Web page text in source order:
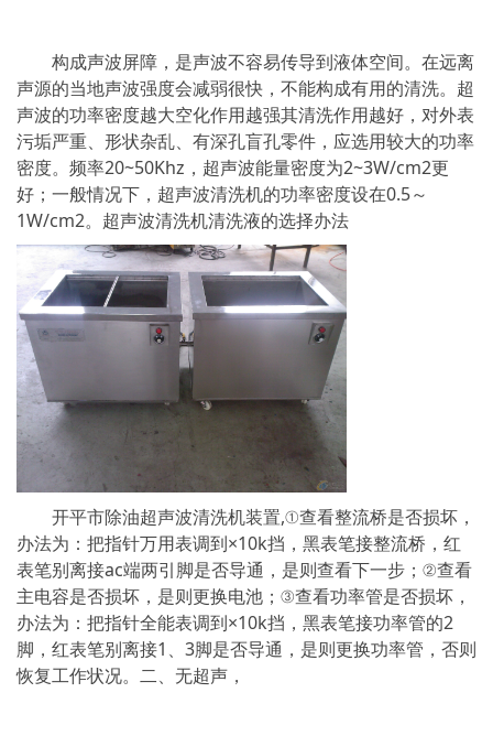
构成声波屏障，是声波不容易传导到液体空间。在远离
声源的当地声波强度会减弱很快，不能构成有用的清洗。超
声波的功率密度越大空化作用越强其清洗作用越好，对外表
污垢严重、形状杂乱、有深孔盲孔零件，应选用较大的功率
密度。频率20~50Khz，超声波能量密度为2~3W/cm2更
好；一般情况下，超声波清洗机的功率密度设在0.5～
1W/cm2。超声波清洗机清洗液的选择办法
开平市除油超声波清洗机装置,①查看整流桥是否损坏，
办法为：把指针万用表调到×10k挡，黑表笔接整流桥，红
表笔别离接ac端两引脚是否导通，是则查看下一步；②查看
主电容是否损坏，是则更换电池；③查看功率管是否损坏，
办法为：把指针全能表调到×10k挡，黑表笔接功率管的2
脚，红表笔别离接1、3脚是否导通，是则更换功率管，否则
恢复工作状况。二、无超声，